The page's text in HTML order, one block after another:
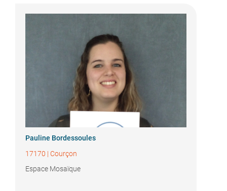
Pauline Bordessoules
17170 | Courçon
Espace Mosaïque